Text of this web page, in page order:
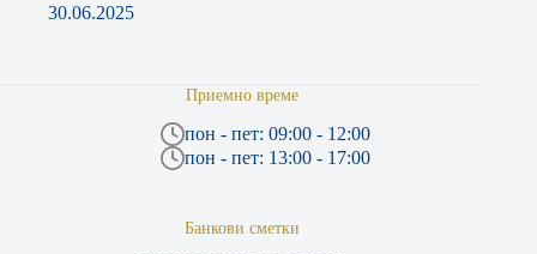
30.06.2025
Приемно време
пон - пет: 09:00 - 12:00
пон - пет: 13:00 - 17:00
Банкови сметки